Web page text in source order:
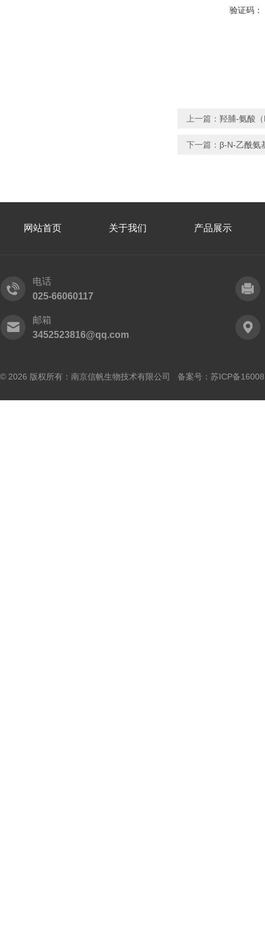
验证码：
上一篇： 羟脯-氨酸
下一篇： β-N-乙酰氨
网站首页 关于我们 产品展示
电话
025-66060117
邮箱
3452523816@qq.com
© 2026 版权所有：南京信帆生物技术有限公司 备案号： 苏ICP备